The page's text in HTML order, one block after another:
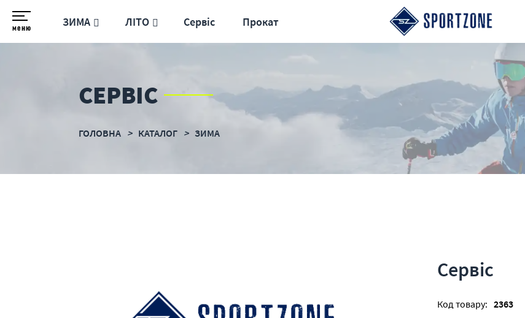
меню ЗИМА ЛІТО Сервіс Прокат
СЕРВІС
ГОЛОВНА КАТАЛОГ ЗИМА
Сервіс
Код товару: 2363